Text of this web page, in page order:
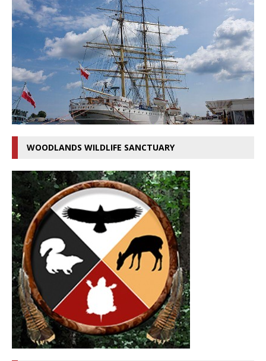
WOODLANDS WILDLIFE SANCTUARY